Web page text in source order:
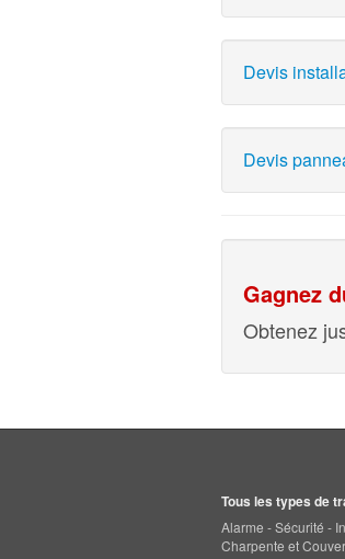
Devis
Devis
Gagnez
Obtenez
Tous les types de
Alarme - Sécurité -
Charpente et